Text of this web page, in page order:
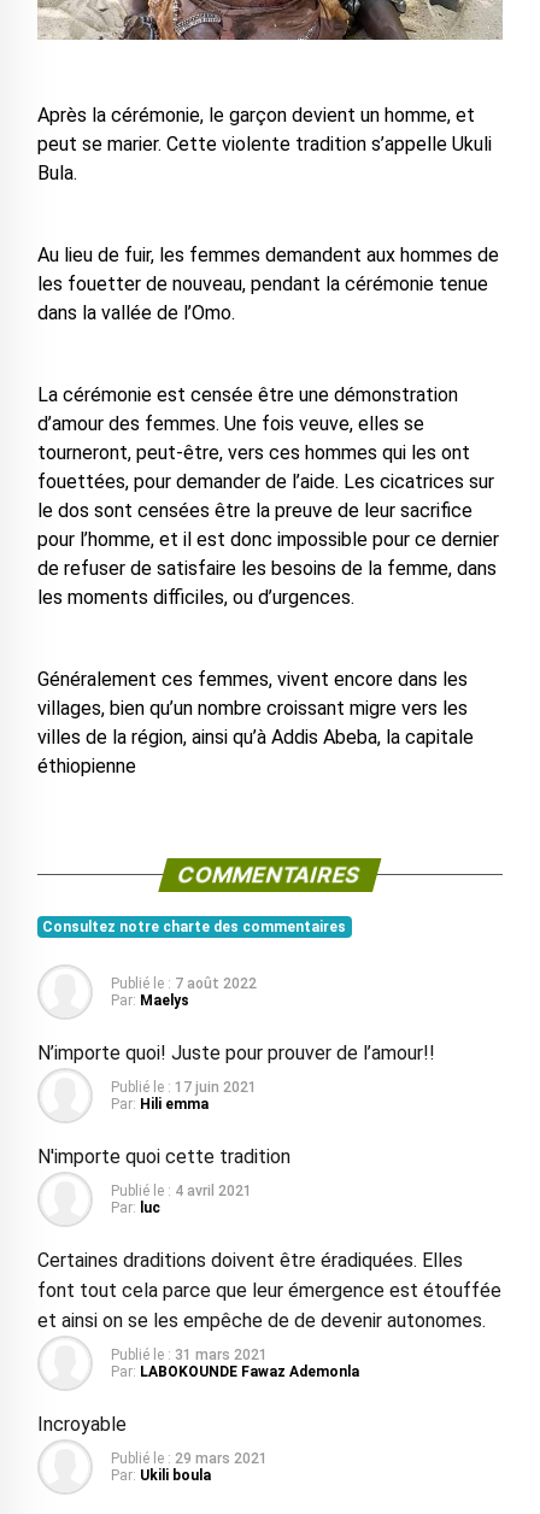
Après la cérémonie, le garçon devient un homme, et
peut se marier. Cette violente tradition s’appelle Ukuli
Bula.
Au lieu de fuir, les femmes demandent aux hommes de
les fouetter de nouveau, pendant la cérémonie tenue
dans la vallée de l’Omo.
La cérémonie est censée être une démonstration
d’amour des femmes. Une fois veuve, elles se
tourneront, peut-être, vers ces hommes qui les ont
fouettées, pour demander de l’aide. Les cicatrices sur
le dos sont censées être la preuve de leur sacrifice
pour l’homme, et il est donc impossible pour ce dernier
de refuser de satisfaire les besoins de la femme, dans
les moments difficiles, ou d’urgences.
Généralement ces femmes, vivent encore dans les
villages, bien qu’un nombre croissant migre vers les
villes de la région, ainsi qu’à Addis Abeba, la capitale
éthiopienne
COMMENTAIRES
Consultez notre charte des commentaires
Publié le : 7 août 2022
Par: Maelys
N’importe quoi! Juste pour prouver de l’amour!!
Publié le : 17 juin 2021
Par: Hili emma
N'importe quoi cette tradition
Publié le : 4 avril 2021
Par: luc
Certaines draditions doivent être éradiquées. Elles
font tout cela parce que leur émergence est étouffée
et ainsi on se les empêche de de devenir autonomes.
Publié le : 31 mars 2021
Par: LABOKOUNDE Fawaz Ademonla
Incroyable
Publié le : 29 mars 2021
Par: Ukili boula